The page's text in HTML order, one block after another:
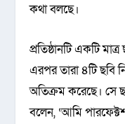
কথা বলছে।
প্রতিষ্ঠানটি একটি
এরপর তারা ৪টি ছবি
অতিক্রম করেছে। সে
বলেন, ‘আমি